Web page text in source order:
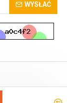
WYSŁAĆ